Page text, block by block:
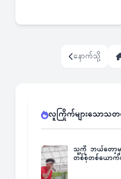
နောက်သို့
လူကြိုက်များသောသတ
သူ့ကို ဘယ်တော့မှ
တစ်စုံတစ်ယောက်